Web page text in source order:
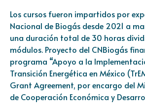
Los cursos fueron impartidos por
Nacional de Biogás desde 2021 a
una duración total de 30 horas
módulos. Proyecto del CNBiogás
programa “Apoyo a la
Transición Energética en México
Grant Agreement, por encargo del
de Cooperación Económica y